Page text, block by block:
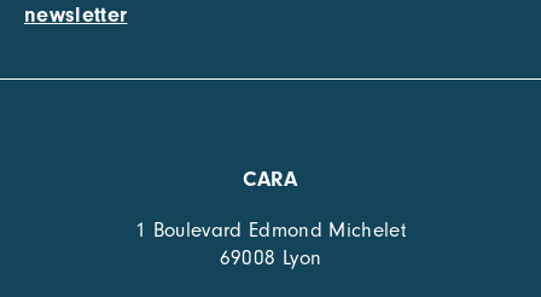
newsletter
CARA
1 Boulevard Edmond Michelet
69008 Lyon